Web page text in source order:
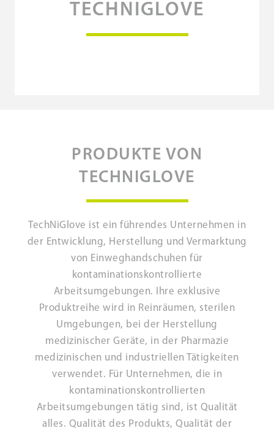
TECHNIGLOVE
PRODUKTE VON
TECHNIGLOVE
TechNiGlove ist ein führendes Unternehmen in
der Entwicklung, Herstellung und Vermarktung
von Einweghandschuhen für
kontaminationskontrollierte
Arbeitsumgebungen. Ihre exklusive
Produktreihe wird in Reinräumen, sterilen
Umgebungen, bei der Herstellung
medizinischer Geräte, in der Pharmazie
medizinischen und industriellen Tätigkeiten
verwendet. Für Unternehmen, die in
kontaminationskontrollierten
Arbeitsumgebungen tätig sind, ist Qualität
alles. Qualität des Produkts, Qualität der